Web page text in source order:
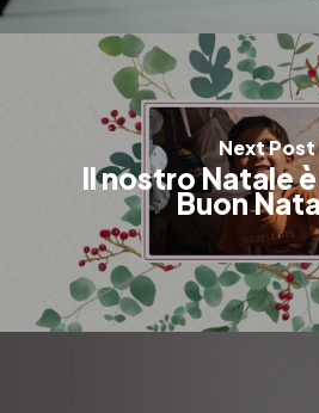
Next Post
Il nostro Natale
Buon